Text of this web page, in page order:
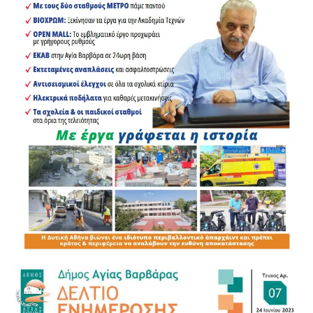
Κάθε υδροβόλο έχει εμβέλεια περίπου 73 μέτρων, ενώ η
γεώτρηση φτάνει σε βάθος 113 μέτρων. Παράλληλα, ο
διαθέτει πρόσθετα οχήματα και εναλλακτικά μέσα
υποστήριξης και πυρόσβεσης.
δύσκολη αντιπυρική περίοδο, δεν περισσεύει κανείς. Ας
μην καταστρέφουμε ό,τι έχει τοποθετηθεί για να μας
προστατεύσει. Ας γίνουμε όλοι μέρος της πρόληψης.
Γιατί η προστασία της ζωής και της φύσης είναι
υπόθεση όλων μας.